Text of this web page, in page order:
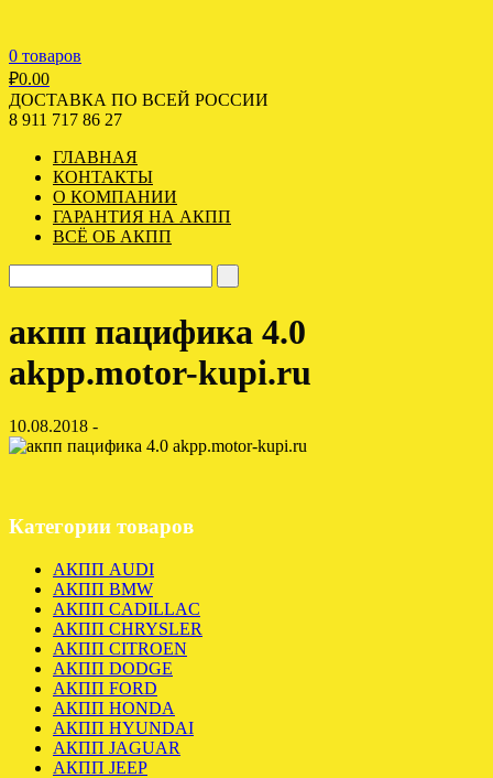
0 товаров
₽0.00
ДОСТАВКА ПО ВСЕЙ РОССИИ
8 911 717 86 27
ГЛАВНАЯ
КОНТАКТЫ
О КОМПАНИИ
ГАРАНТИЯ НА АКПП
ВСЁ ОБ АКПП
акпп пацифика 4.0
akpp.motor-kupi.ru
10.08.2018 -
Категории товаров
АКПП AUDI
АКПП BMW
АКПП CADILLAC
АКПП CHRYSLER
АКПП CITROEN
АКПП DODGE
АКПП FORD
АКПП HONDA
АКПП HYUNDAI
АКПП JAGUAR
АКПП JEEP